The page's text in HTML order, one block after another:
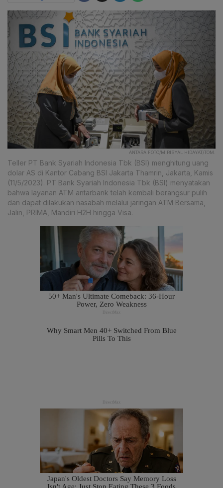
ANTARA FOTO/M RISYAL HIDAYAT/TOM.
Teller PT Bank Syariah Indonesia Tbk (BSI) menghitung uang
dolar AS di Kantor Cabang BSI Jakarta Thamrin, Jakarta, Kamis
(11/5/2023). PT Bank Syariah Indonesia Tbk (BSI) menyatakan
bahwa layanan ATM antarbank telah kembali berangsur pulih
dan dapat dilakukan nasabah melalui jaringan ATM Bersama,
Jalin, PRIMA, Mandiri H2H hingga Visa.